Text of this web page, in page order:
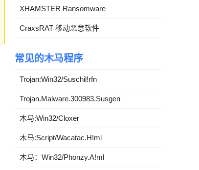
XHAMSTER Ransomware
CraxsRAT 移动恶意软件
常见的木马程序
Trojan:Win32/Suschil!rfn
Trojan.Malware.300983.Susgen
木马:Win32/Cloxer
木马:Script/Wacatac.H!ml
木马：Win32/Phonzy.A!ml